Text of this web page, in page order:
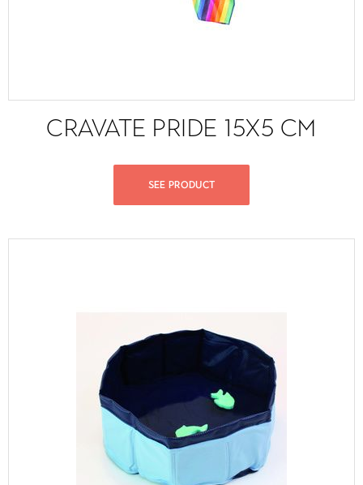
CRAVATE PRIDE 15X5 CM
SEE PRODUCT